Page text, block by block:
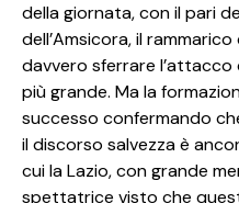
della giornata, con il pari
dell’Amsicora, il
davvero sferrare
più grande. Ma la
successo confermando
il discorso salvezza è
cui la Lazio, con grande
spettatrice visto che